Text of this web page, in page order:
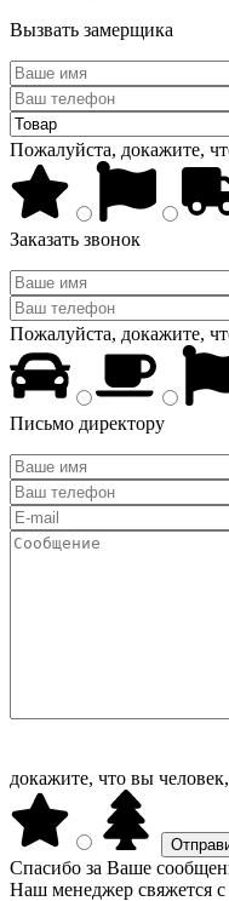
Вызвать замерщика
Пожалуйста, докажите,
Заказать звонок
Пожалуйста, докажите,
Письмо директору
докажите, что вы
Спасибо за Ваше
Наш менеджер свяжется